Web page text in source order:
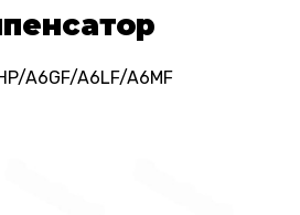
A6GF/A6LF/A6MF